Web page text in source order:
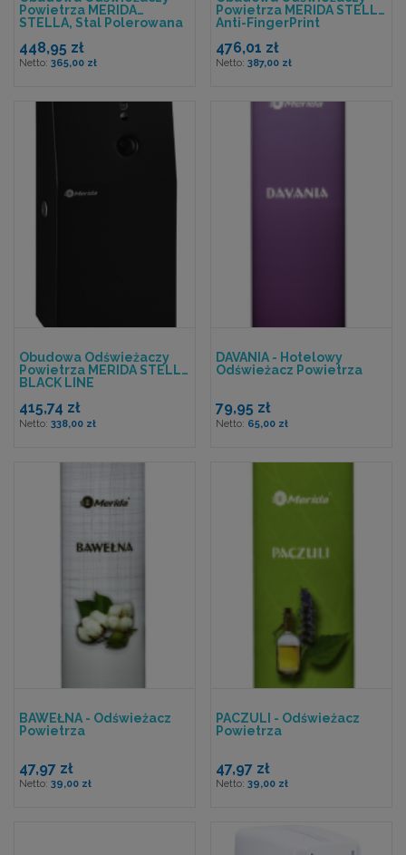
Powietrza MERIDA
STELLA, Stal Polerowana
448,95 zł
365,00 zł
Powietrza MERIDA STELLA
Anti-FingerPrint
476,01 zł
387,00 zł
Obudowa Odświeżaczy
Powietrza MERIDA STELLA
BLACK LINE
415,74 zł
338,00 zł
DAVANIA - Hotelowy
Odświeżacz Powietrza
79,95 zł
65,00 zł
BAWEŁNA - Odświeżacz
Powietrza
47,97 zł
39,00 zł
PACZULI - Odświeżacz
Powietrza
47,97 zł
39,00 zł